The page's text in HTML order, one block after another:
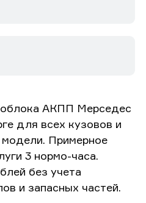
АКПП Мерседес
для всех кузовов и
Примерное
3 нормо-часа.
без учета
и запасных частей.